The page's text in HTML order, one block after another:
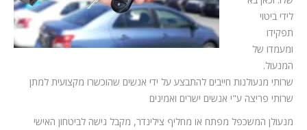
לידי ביטוי
תפקידו
ומעמדו של
המנעול.
שרותי מנעולנות חייבים להתבצע על ידי אנשים שהוכשרו מקצועית למתן
שרותי פריצה ע"י אנשים ישרים ואמינים
מנעולן המשכפל מפתח או מחליף צילינדר, מקבל גישה לביטחון האישי